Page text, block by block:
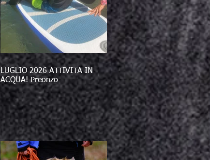
LUGLIO 2026 ATTIVITÀ IN
ACQUA! Preonzo